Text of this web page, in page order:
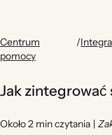
Centrum
pomocy
/
Jak zintegrować
Około 2 min czytania |